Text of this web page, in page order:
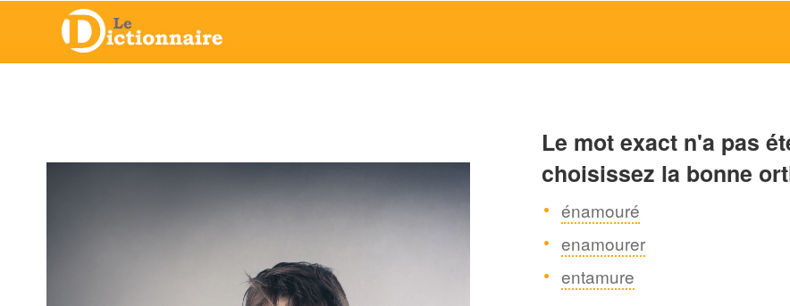
Le mot exact n'a pas
choisissez la bonne
énamouré
enamourer
entamure